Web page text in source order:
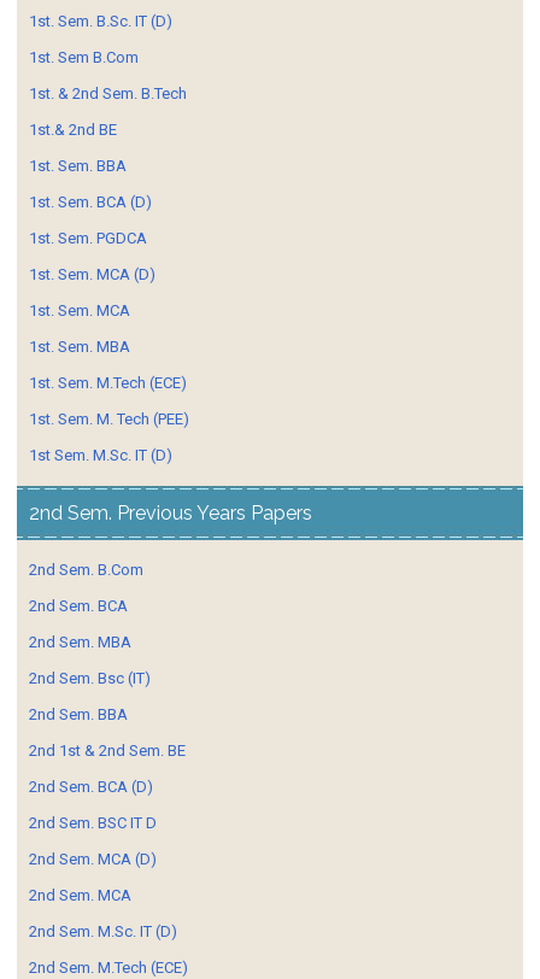
1st. Sem. B.Sc. IT (D)
1st. Sem B.Com
1st. & 2nd Sem. B.Tech
1st.& 2nd BE
1st. Sem. BBA
1st. Sem. BCA (D)
1st. Sem. PGDCA
1st. Sem. MCA (D)
1st. Sem. MCA
1st. Sem. MBA
1st. Sem. M.Tech (ECE)
1st. Sem. M. Tech (PEE)
1st Sem. M.Sc. IT (D)
2nd Sem. Previous Years Papers
2nd Sem. B.Com
2nd Sem. BCA
2nd Sem. MBA
2nd Sem. Bsc (IT)
2nd Sem. BBA
2nd 1st & 2nd Sem. BE
2nd Sem. BCA (D)
2nd Sem. BSC IT D
2nd Sem. MCA (D)
2nd Sem. MCA
2nd Sem. M.Sc. IT (D)
2nd Sem. M.Tech (ECE)